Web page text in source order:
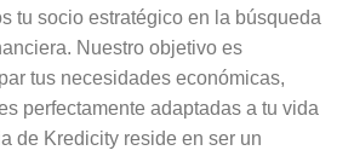
tu socio estratégico en la búsqueda
Nuestro objetivo es
tus necesidades económicas,
perfectamente adaptadas a tu vida
de Kredicity reside en ser un